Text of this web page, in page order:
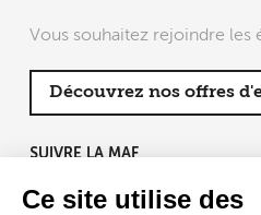
Ce site utilise des
Vous souhaitez rejoindre les
Découvrez nos offres
SUIVRE LA MAF